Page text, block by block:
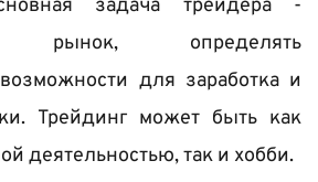
задача трейдера -
рынок, определять
для заработка и
Трейдинг может быть как
деятельностью, так и хобби.